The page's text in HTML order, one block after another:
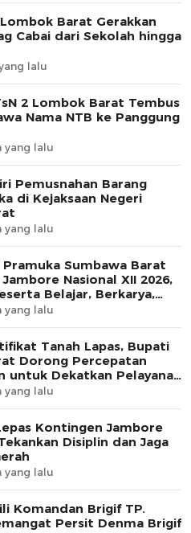
Barat Gerakkan
Cabai dari Sekolah hingga
lalu
2 Lombok Barat Tembus
Nama NTB ke Panggung
yang lalu
Pemusnahan Barang
di Kejaksaan Negeri
yang lalu
Sumbawa Barat
Nasional XII 2026,
Belajar, Berkarya,
Nama Daerah
yang lalu
Tanah Lapas, Bupati
Dorong Percepatan
untuk Dekatkan Pelayanan
yang lalu
Kontingen Jambore
Disiplin dan Jaga
yang lalu
Komandan Brigif TP.
Persit Denma Brigif